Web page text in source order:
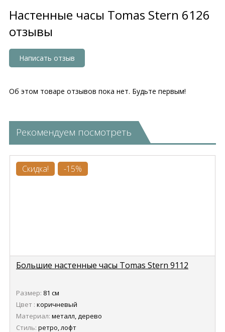
Настенные часы Tomas Stern 6126
отзывы
Написать отзыв
Об этом товаре отзывов пока нет. Будьте первым!
Рекомендуем посмотреть
Скидка! -15%
Большие настенные часы Tomas Stern 9112
Размер: 81 см
Цвет : коричневый
Материал: металл, дерево
Стиль: ретро, лофт